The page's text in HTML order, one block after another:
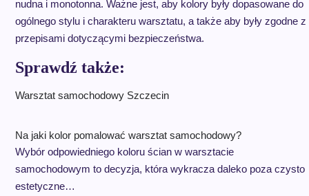
nudna i monotonna. Ważne jest, aby kolory były dopasowane do
ogólnego stylu i charakteru warsztatu, a także aby były zgodne z
przepisami dotyczącymi bezpieczeństwa.
Sprawdź także:
Warsztat samochodowy Szczecin
Na jaki kolor pomalować warsztat samochodowy?
Wybór odpowiedniego koloru ścian w warsztacie
samochodowym to decyzja, która wykracza daleko poza czysto
estetyczne…